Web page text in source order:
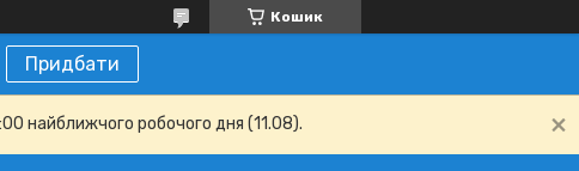
Кошик
Придбати
найближчого робочого дня (11.08).